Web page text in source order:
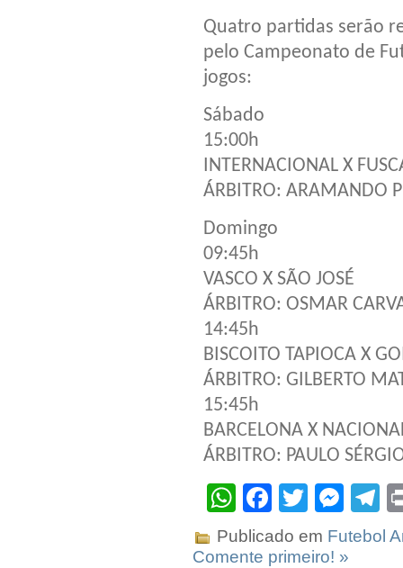
Quatro partidas serão
pelo Campeonato de
jogos:
Sábado
15:00h
INTERNACIONAL X
ÁRBITRO: ARAMANDO
Domingo
09:45h
VASCO X SÃO JOSÉ
ÁRBITRO: OSMAR
14:45h
BISCOITO TAPIOCA X
ÁRBITRO: GILBERTO
15:45h
BARCELONA X
ÁRBITRO: PAULO
WhatsApp
Facebook
Twitter
Publicado em Futebol
Comente primeiro! »